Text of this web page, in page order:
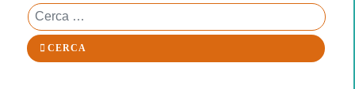
Cerca
CERCA